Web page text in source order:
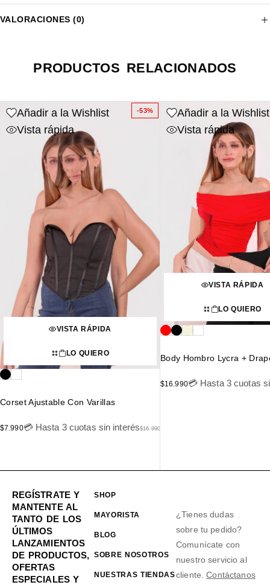
VALORACIONES (0)
PRODUCTOS RELACIONADOS
-53%
Añadir a la Wishlist
Vista rápida
VISTA RÁPIDA
LO QUIERO
Corset Ajustable Con Varillas
$16.990
$7.990💳 Hasta 3 cuotas sin interés
Añadir a la Wishlist
Vista rápida
VISTA RÁPIDA
LO QUIERO
Body Hombro Lycra +
$16.990💳 Hasta 3 cuotas
REGÍSTRATE Y
MANTENTE AL
TANTO DE LOS
ÚLTIMOS
LANZAMIENTOS
DE PRODUCTOS,
OFERTAS
ESPECIALES Y
SHOP
MAYORISTA
BLOG
SOBRE NOSOTROS
NUESTRAS TIENDAS
¿Tienes dudas
sobre tu pedido?
Comunícate con
nuestro servicio al
cliente.Contáctanos